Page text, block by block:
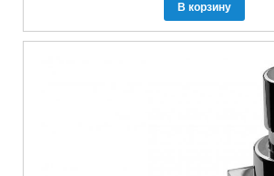
В корзину